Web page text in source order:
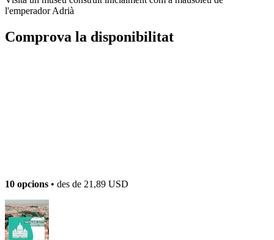
l'emperador Adrià
Comprova la disponibilitat
10 opcions • des de 21,89 USD